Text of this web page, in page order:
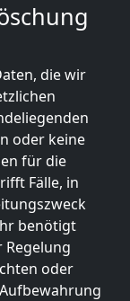
die wir
oder keine
für die
Fälle, in
benötigt
Regelung
oder